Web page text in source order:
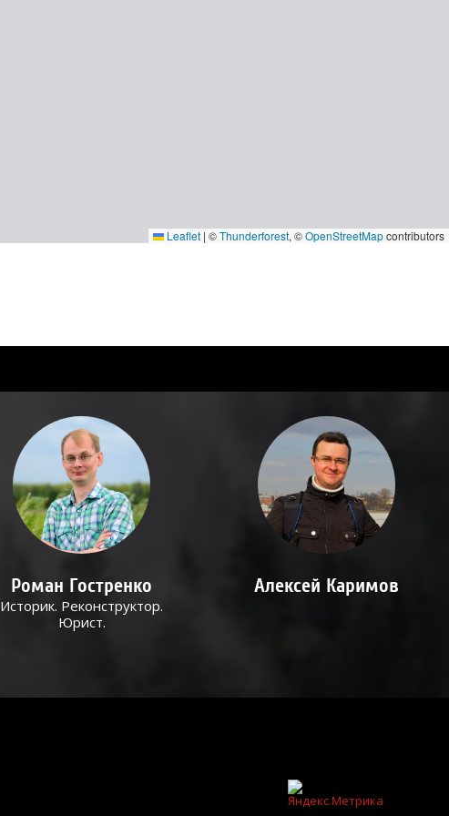
Leaflet | ©Thunderforest, ©OpenStreetMapcontributors
Роман Гостренко
Историк. Реконструктор.
Юрист.
Алексей Каримов